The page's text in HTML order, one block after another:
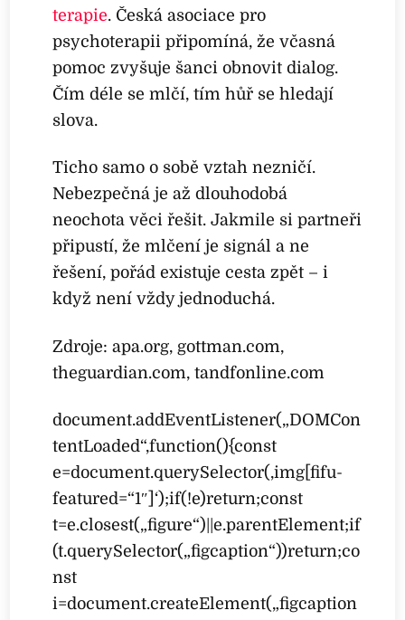
terapie. Česká asociace pro
psychoterapii připomíná, že včasná
pomoc zvyšuje šanci obnovit dialog.
Čím déle se mlčí, tím hůř se hledají
slova.
Ticho samo o sobě vztah nezničí.
Nebezpečná je až dlouhodobá
neochota věci řešit. Jakmile si partneři
připustí, že mlčení je signál a ne
řešení, pořád existuje cesta zpět – i
když není vždy jednoduchá.
Zdroje: apa.org, gottman.com,
theguardian.com, tandfonline.com
document.addEventListener(„DOMCon
tentLoaded“,function(){const
e=document.querySelector(‚img[fifu-
featured=“1″]‘);if(!e)return;const
t=e.closest(„figure“)||e.parentElement;if
(t.querySelector(„figcaption“))return;co
nst
i=document.createElement(„figcaption